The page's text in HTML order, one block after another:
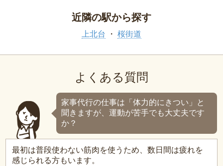
近隣の駅から探す
上北台 桜街道
よくある質問
家事代行の仕事は「体力的にきつい」と
聞きますが、運動が苦手でも大丈夫です
か？
最初は普段使わない筋肉を使うため、数日間は疲れを
感じられる方もいます。